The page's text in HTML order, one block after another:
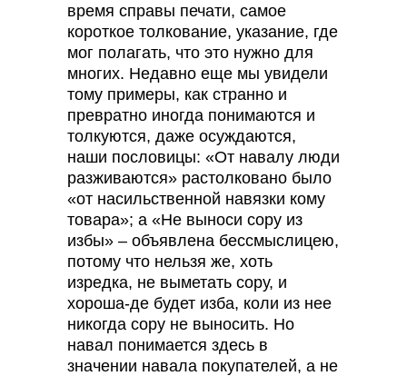
время справы печати, самое
короткое толкование, указание, где
мог полагать, что это нужно для
многих. Недавно еще мы увидели
тому примеры, как странно и
превратно иногда понимаются и
толкуются, даже осуждаются,
наши пословицы: «От навалу люди
разживаются» растолковано было
«от насильственной навязки кому
товара»; а «Не выноси сору из
избы» – объявлена бессмыслицею,
потому что нельзя же, хоть
изредка, не выметать сору, и
хороша-де будет изба, коли из нее
никогда сору не выносить. Но
навал понимается здесь в
значении навала покупателей, а не